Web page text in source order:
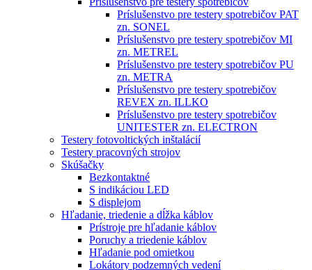
Príslušenstvo pre testery spotrebičov PAT
zn. SONEL
Príslušenstvo pre testery spotrebičov MI
zn. METREL
Príslušenstvo pre testery spotrebičov PU
zn. METRA
Príslušenstvo pre testery spotrebičov
REVEX zn. ILLKO
Príslušenstvo pre testery spotrebičov
UNITESTER zn. ELECTRON
Testery fotovoltických inštalácií
Testery pracovných strojov
Skúšačky
Bezkontaktné
S indikáciou LED
S displejom
Hľadanie, triedenie a dĺžka káblov
Prístroje pre hľadanie káblov
Poruchy a triedenie káblov
Hľadanie pod omietkou
Lokátory podzemných vedení